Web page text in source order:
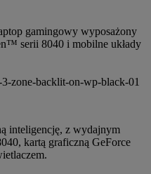
gamingowy wyposażony
serii 8040 i mobilne układy
inteligencję, z wydajnym
kartą graficzną GeForce